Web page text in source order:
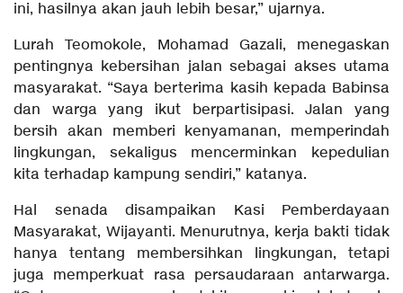
ini, hasilnya akan jauh lebih besar,” ujarnya.
Lurah Teomokole, Mohamad Gazali, menegaskan
pentingnya kebersihan jalan sebagai akses utama
masyarakat. “Saya berterima kasih kepada Babinsa
dan warga yang ikut berpartisipasi. Jalan yang
bersih akan memberi kenyamanan, memperindah
lingkungan, sekaligus mencerminkan kepedulian
kita terhadap kampung sendiri,” katanya.
Hal senada disampaikan Kasi Pemberdayaan
Masyarakat, Wijayanti. Menurutnya, kerja bakti tidak
hanya tentang membersihkan lingkungan, tetapi
juga memperkuat rasa persaudaraan antarwarga.